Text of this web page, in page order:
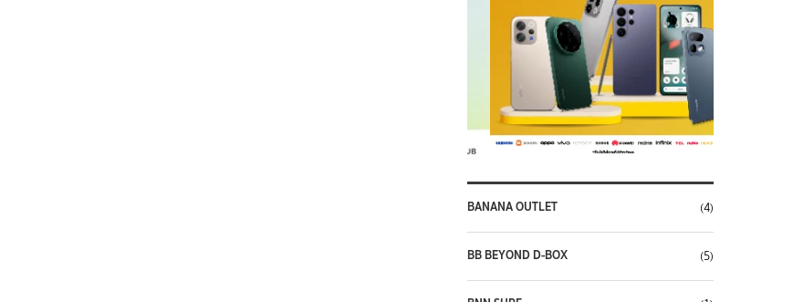
BANANA OUTLET (4)
BB BEYOND D-BOX (5)